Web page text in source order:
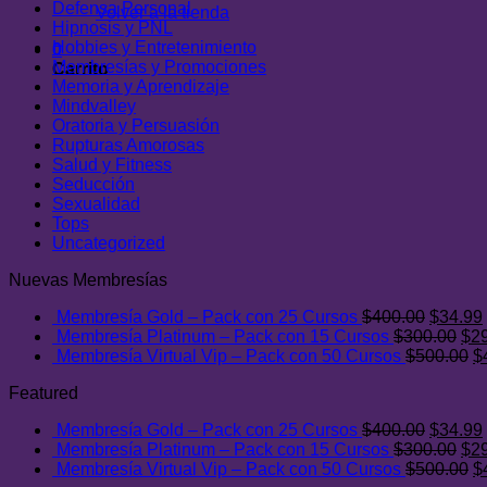
Volver a la tienda
0
Carrito
Defensa Personal
Hipnosis y PNL
Hobbies y Entretenimiento
Membresías y Promociones
Memoria y Aprendizaje
Mindvalley
Oratoria y Persuasión
Rupturas Amorosas
Salud y Fitness
Seducción
Sexualidad
Tops
Uncategorized
Nuevas Membresías
Membresía Gold – Pack con 25 Cursos $400.00 El
precio
original
$34.99
Membresía Platinum – Pack con 15 Cursos $300.00 El
$
Membresía Virtual Vip – Pack con 50 Cursos $500.00 El
$
Featured
Membresía Gold – Pack con 25 Cursos $400.00 El
precio
original
$34.99
Membresía Platinum – Pack con 15 Cursos $300.00 El
$
Membresía Virtual Vip – Pack con 50 Cursos $500.00 El
$